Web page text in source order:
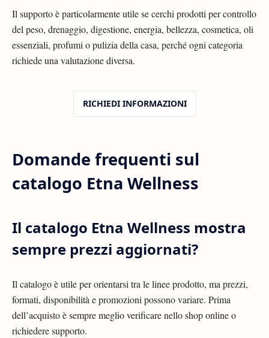
Il supporto è particolarmente utile se cerchi prodotti per controllo
del peso, drenaggio, digestione, energia, bellezza, cosmetica, oli
essenziali, profumi o pulizia della casa, perché ogni categoria
richiede una valutazione diversa.
RICHIEDI INFORMAZIONI
Domande frequenti sul
catalogo Etna Wellness
Il catalogo Etna Wellness mostra
sempre prezzi aggiornati?
Il catalogo è utile per orientarsi tra le linee prodotto, ma prezzi,
formati, disponibilità e promozioni possono variare. Prima
dell’acquisto è sempre meglio verificare nello shop online o
richiedere supporto.